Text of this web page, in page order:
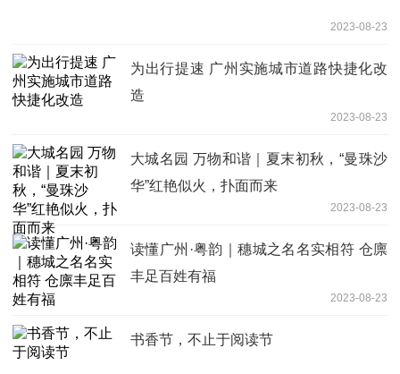
2023-08-23
为出行提速 广州实施城市道路快捷化改
造
2023-08-23
大城名园 万物和谐｜夏末初秋，“曼珠沙
华”红艳似火，扑面而来
2023-08-23
读懂广州·粤韵｜穗城之名名实相符 仓廪
丰足百姓有福
2023-08-23
书香节，不止于阅读节